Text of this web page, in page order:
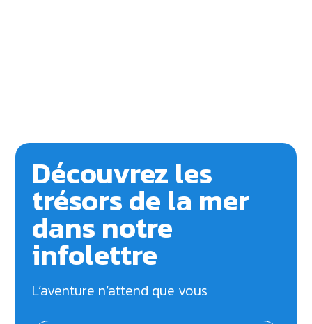
Découvrez les
trésors de la mer
dans notre
infolettre
L’aventure n’attend que vous